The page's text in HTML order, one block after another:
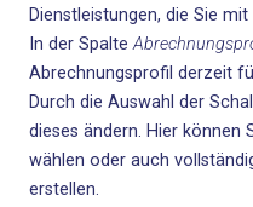
Dienstleistungen, die Sie
In der Spalte
Abrechnungsprofil derzeit
Durch die Auswahl der
dieses ändern. Hier können
wählen oder auch
erstellen.